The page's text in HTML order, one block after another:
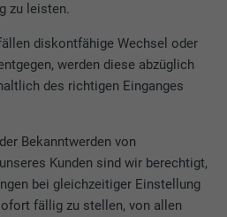
zu leisten.
diskontfähige Wechsel oder
werden diese abzüglich
des richtigen Einganges
Bekanntwerden von
Kunden sind wir berechtigt,
bei gleichzeitiger Einstellung
fällig zu stellen, von allen